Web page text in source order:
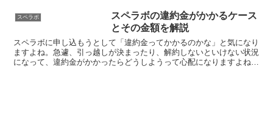
スペラボ
スペラボの違約金がかかるケース
とその金額を解説
スペラボに申し込もうとして「違約金ってかかるのかな」と気になり
ますよね。急遽、引っ越しが決まったり、解約しないといけない状況
になって、違約金がかかったらどうしようって心配になりますよね。